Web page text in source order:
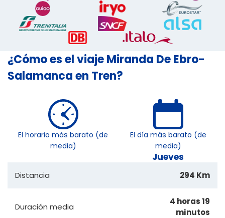
¿Cómo es el viaje Miranda De Ebro-
Salamanca en Tren?
El horario más barato (de
media)
El día más barato (de
media)
Jueves
Distancia 294 Km
Duración media
4 horas 19
minutos